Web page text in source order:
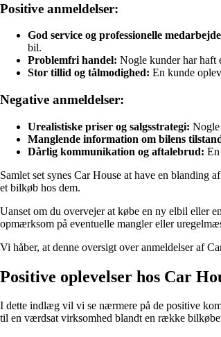
Positive anmeldelser:
God service og professionelle
bil.
Problemfri handel: Nogle kunder har haft
Stor tillid og tålmodighed: En kunde
Negative anmeldelser:
Urealistiske priser og salgsstrategi: Nogle
Manglende information om bilens
Dårlig kommunikation og aftalebrud:
Samlet set synes Car House at have en blanding
et bilkøb hos dem.
Uanset om du overvejer at købe en ny elbil eller
opmærksom på eventuelle mangler eller
Vi håber, at denne oversigt over anmeldelser af
Positive oplevelser hos Car
I dette indlæg vil vi se nærmere på de positive
til en værdsat virksomhed blandt en række